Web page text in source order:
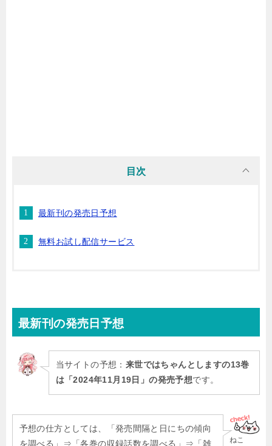
目次
最新刊の発売日予想
無料お試し配信サービス
最新刊の発売日予想
当サイトの予想： 来世ではちゃんとしますの13巻
は「2024年11月19日」の発売予想です。
ねこ
予想の仕方としては、「発売間隔と日にちの傾向
を調べる」⇒「各巻の収録話数を調べる」⇒「雑